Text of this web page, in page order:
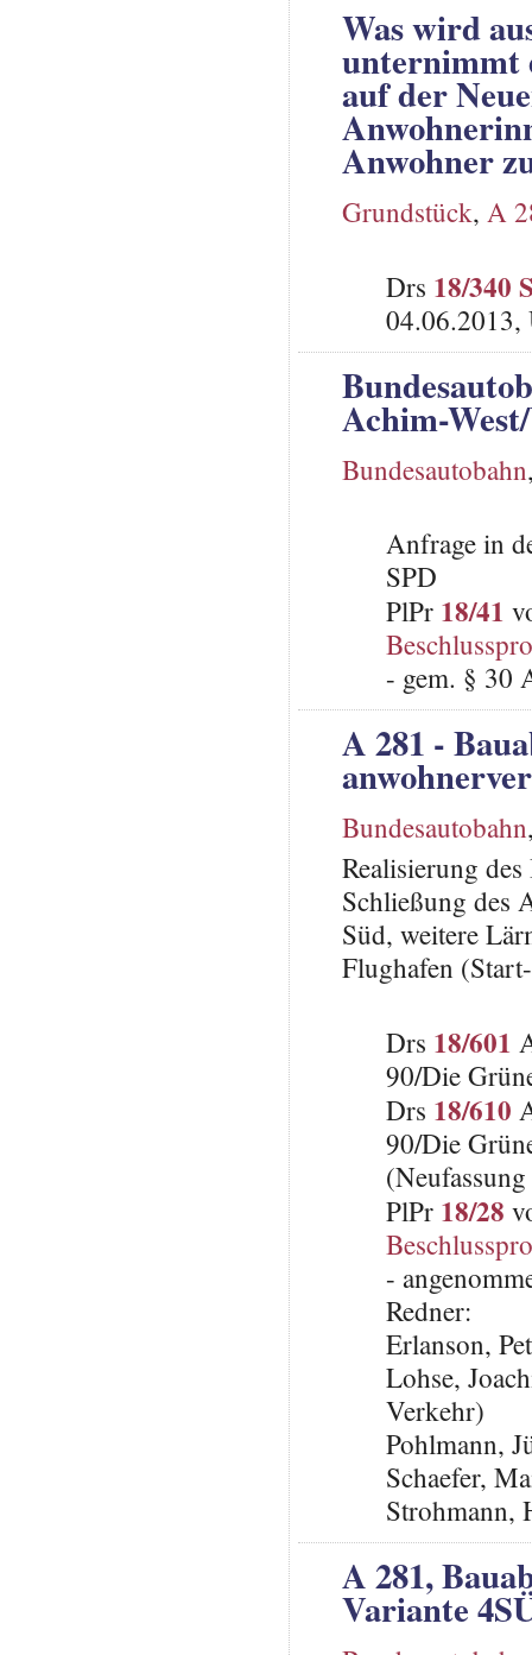
Was wird
unternimmt
auf der
Anwohner
Grundstück, A
Drs 18/340
Achim-
Bundesautobahn
Anfrage in
SPD
PlPr 18/41
- gem. § 30
A 281 -
Bundesautobahn
Realisierung
Schließung des
Süd, weitere
Flughafen
Drs 18/601
90/Die
Drs 18/610
90/Die
PlPr 18/28
-
Redner:
Erlanson,
Lohse,
Verkehr)
Pohlmann,
Schaefer,
Strohmann,
A 281,
Variante